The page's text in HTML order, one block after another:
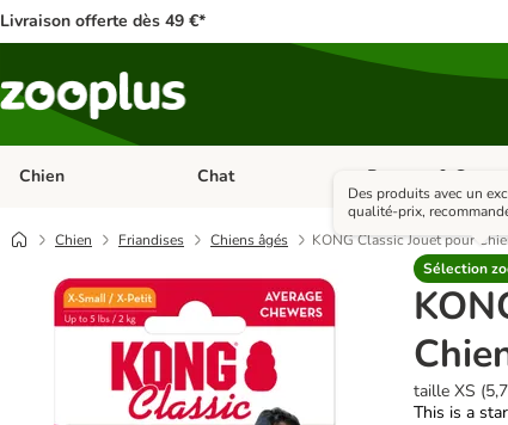
Livraison offerte dès 49 €*
Chien Dérouler les catégories: Chien
Chat Dérouler les
Rongeur & Co
Chien Friandises Chiens âgés
KONG Classic Jouet pour
Sélection
Des produits avec un
qualité-prix,
taille XS
This is a